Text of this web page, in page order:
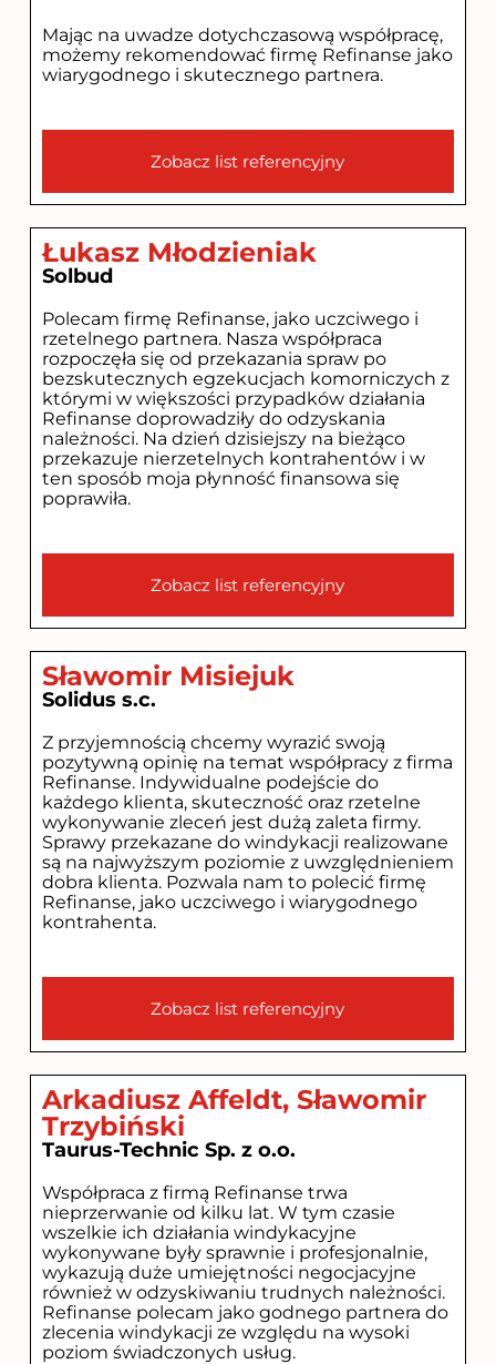
Mając na uwadze dotychczasową współpracę,
możemy rekomendować firmę Refinanse jako
wiarygodnego i skutecznego partnera.
Zobacz list referencyjny
Łukasz Młodzieniak
Solbud
Polecam firmę Refinanse, jako uczciwego i
rzetelnego partnera. Nasza współpraca
rozpoczęła się od przekazania spraw po
bezskutecznych egzekucjach komorniczych z
którymi w większości przypadków działania
Refinanse doprowadziły do odzyskania
należności. Na dzień dzisiejszy na bieżąco
przekazuje nierzetelnych kontrahentów i w
ten sposób moja płynność finansowa się
poprawiła.
Zobacz list referencyjny
Sławomir Misiejuk
Solidus s.c.
Z przyjemnością chcemy wyrazić swoją
pozytywną opinię na temat współpracy z firma
Refinanse. Indywidualne podejście do
każdego klienta, skuteczność oraz rzetelne
wykonywanie zleceń jest dużą zaleta firmy.
Sprawy przekazane do windykacji realizowane
są na najwyższym poziomie z uwzględnieniem
dobra klienta. Pozwala nam to polecić firmę
Refinanse, jako uczciwego i wiarygodnego
kontrahenta.
Zobacz list referencyjny
Arkadiusz Affeldt, Sławomir
Trzybiński
Taurus-Technic Sp. z o.o.
Współpraca z firmą Refinanse trwa
nieprzerwanie od kilku lat. W tym czasie
wszelkie ich działania windykacyjne
wykonywane były sprawnie i profesjonalnie,
wykazują duże umiejętności negocjacyjne
również w odzyskiwaniu trudnych należności.
Refinanse polecam jako godnego partnera do
zlecenia windykacji ze względu na wysoki
poziom świadczonych usług.